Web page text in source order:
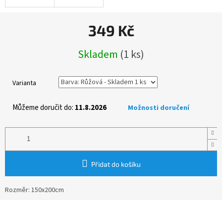
349 Kč
cena:
Skladem (1 ks)
Varianta
Můžeme doručit do: 11.8.2026 Možnosti doručení
Přidat do košíku
Rozměr: 150x200cm